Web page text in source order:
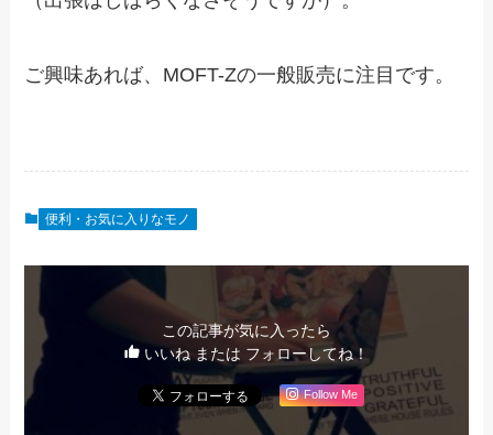
ご興味あれば、MOFT-Zの一般販売に注目です。
便利・お気に入りなモノ
この記事が気に入ったら
いいね または フォローしてね！
Follow Me